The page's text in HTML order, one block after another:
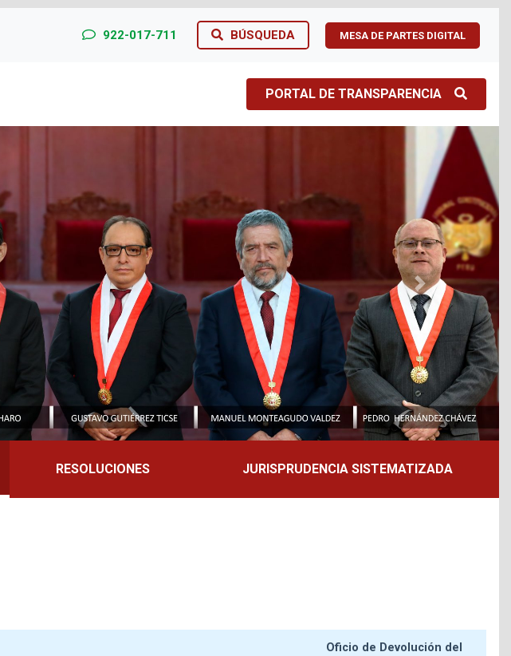
922-017-711 BÚSQUEDA MESA DE PARTES DIGITAL
PORTAL DE TRANSPARENCIA
Next
RESOLUCIONES JURISPRUDENCIA SISTEMATIZADA
Oficio de Devolución del